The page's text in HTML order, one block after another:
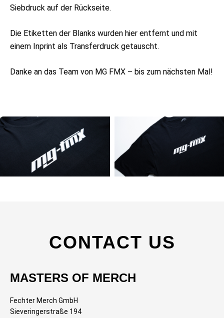
Siebdruck auf der Rückseite.
Die Etiketten der Blanks wurden hier entfernt und mit
einem Inprint als Transferdruck getauscht.
Danke an das Team von MG FMX – bis zum nächsten Mal!
CONTACT US
MASTERS OF MERCH
Fechter Merch GmbH
Sieveringerstraße 194